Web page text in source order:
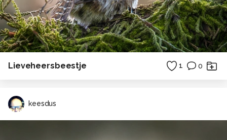
Lieveheersbeestje 1 0
keesdus